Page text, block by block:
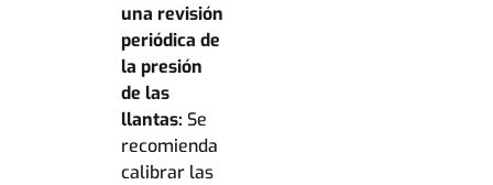
una revisión
periódica de
la presión
de las
llantas: Se
recomienda
calibrar las